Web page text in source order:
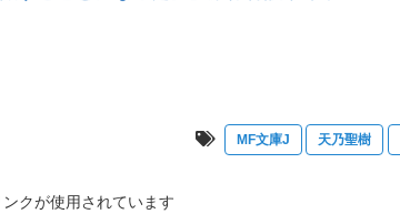
MF文庫J 天乃聖樹
クが使用されています